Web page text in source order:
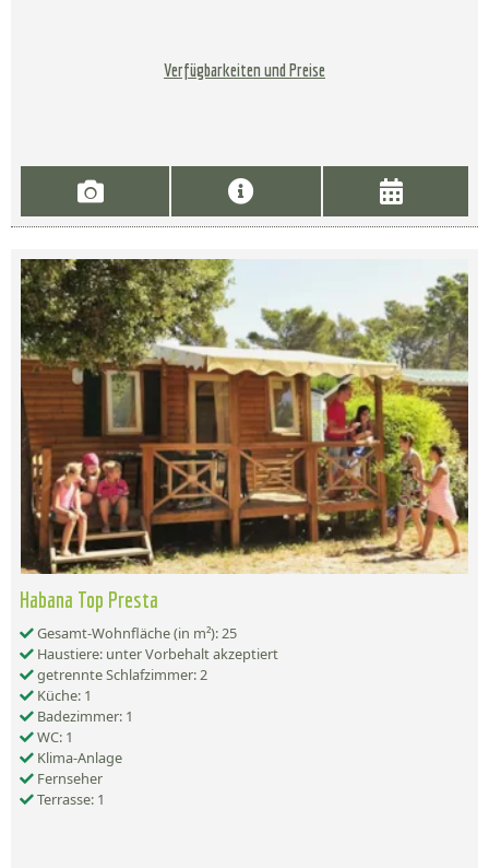
Verfügbarkeiten und Preise
Habana Top Presta
Gesamt-Wohnfläche (in m²): 25
Haustiere: unter Vorbehalt akzeptiert
getrennte Schlafzimmer: 2
Küche: 1
Badezimmer: 1
WC: 1
Klima-Anlage
Fernseher
Terrasse: 1